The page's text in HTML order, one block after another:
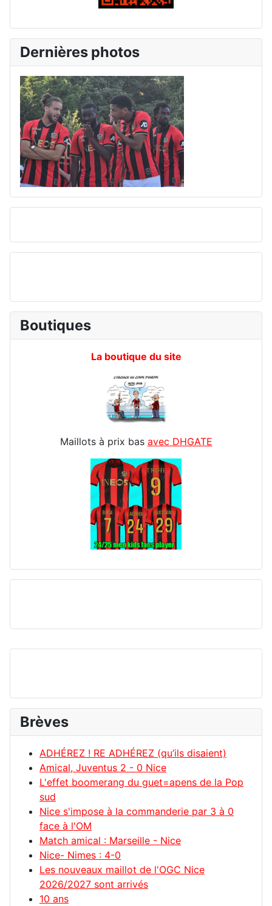
Brèves
ADHÉREZ ! RE ADHÉREZ (qu’ils disaient)
Amical, Juventus 2 - 0 Nice
L'effet boomerang du guet=apens de la Pop
sud
Nice s'impose à la commanderie par 3 à 0
face à l'OM
Match amical : Marseille - Nice
Nice- Nimes : 4-0
Les nouveaux maillot de l'OGC Nice
2026/2027 sont arrivés
10 ans
Dernières photos
Boutiques
La boutique du site
Maillots à prix bas avec DHGATE